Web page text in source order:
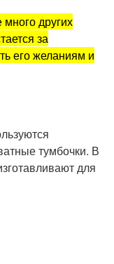
других
за
его желаниям и
тумбочки. В
для